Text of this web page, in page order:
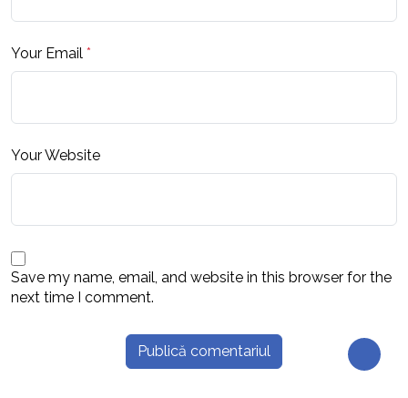
Your Email *
Your Website
Save my name, email, and website in this browser for the
next time I comment.